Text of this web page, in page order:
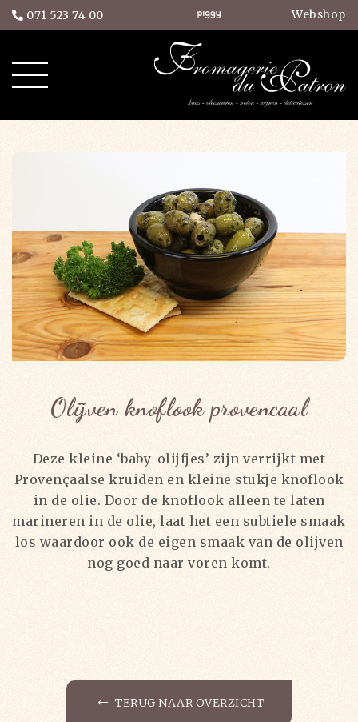
071 523 74 00 Webshop
Olijven knoflook provencaal
Deze kleine ‘baby-olijfjes’ zijn verrijkt met
Provençaalse kruiden en kleine stukje knoflook
in de olie. Door de knoflook alleen te laten
marineren in de olie, laat het een subtiele smaak
los waardoor ook de eigen smaak van de olijven
nog goed naar voren komt.
TERUG NAAR OVERZICHT